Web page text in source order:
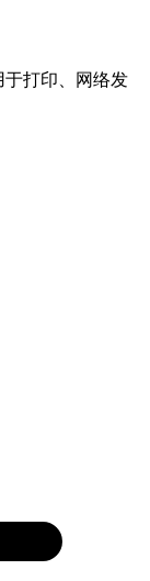
打印、网络发